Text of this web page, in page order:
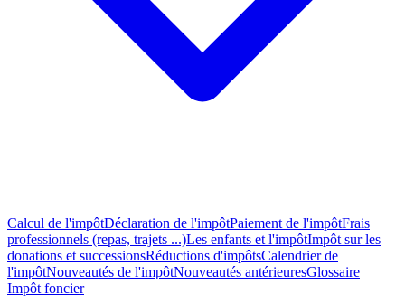
Calcul de l'impôtDéclaration de l'impôtPaiement de l'impôtFrais
professionnels (repas, trajets ...)Les enfants et l'impôtImpôt sur les
donations et successionsRéductions d'impôtsCalendrier de
l'impôtNouveautés de l'impôtNouveautés antérieuresGlossaire
Impôt foncier